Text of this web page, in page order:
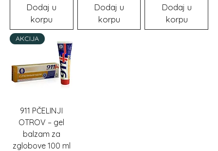
Dodaj u
korpu
Dodaj u
korpu
Dodaj u
korpu
AKCIJA
911 PČELINJI
OTROV – gel
balzam za
zglobove 100 ml